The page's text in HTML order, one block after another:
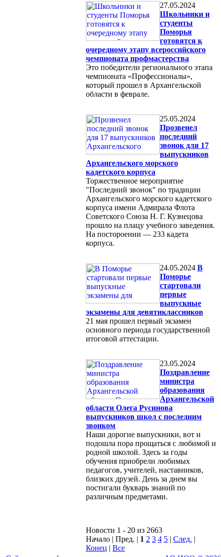
27.05.2024
Школьники и
студенты
Поморья
готовятся к
очередному этапу всероссийского
чемпионата профмастерства
Это победители регионального этапа
чемпионата «Профессионалы»,
который прошел в Архангельской
области в феврале.
25.05.2024
Прозвенел
последний
звонок для 17
выпускников
Архангельского морского
кадетского корпуса
Торжественное мероприятие
"Последний звонок" по традиции
Архангельского морского кадетского
корпуса имени Адмирала Флота
Советского Союза Н. Г. Кузнецова
прошло на плацу учебного заведения.
На постороении — 233 кадета
корпуса.
24.05.2024 В
Поморье
стартовали
первые
выпускные
экзамены для девятиклассников
21 мая прошел первый экзамен
основного периода государственной
итоговой аттестации.
23.05.2024
Поздравление
министра
образования
Архангельской
области Олега Русинова
выпускников школ с последним
звонком
Наши дорогие выпускники, вот и
подошла пора прощаться с любимой и
родной школой. Здесь за годы
обучения приобрели любимых
педагогов, учителей, наставников,
близких друзей. День за днем вы
постигали букварь знаний по
различным предметами.
Новости 1 - 20 из 2663
Начало | Пред. | 1 2 3 4 5 | След. |
Конец | Все